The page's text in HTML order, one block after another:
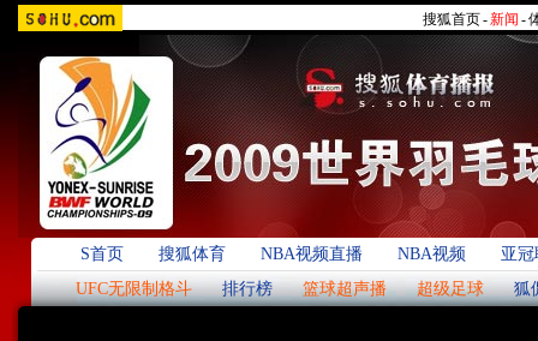
搜狐首页-新闻 -
S首页 搜狐体育 NBA视频直播 NBA视频
亚
UFC无限制格斗
排行榜 篮球超声播 超级足球 狐